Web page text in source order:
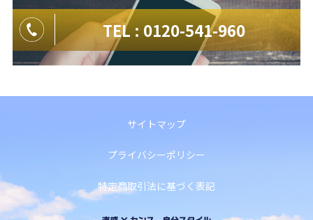
TEL : 0120-541-960
サイトマップ
プライバシーポリシー
特定商取引法に基づく表記